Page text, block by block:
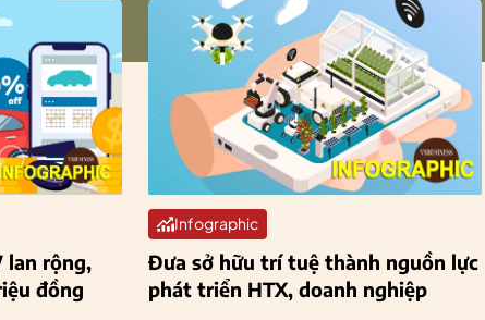
lan rộng,
đồng
Infographic
Đưa sở hữu trí tuệ thành nguồn lực
phát triển HTX, doanh nghiệp